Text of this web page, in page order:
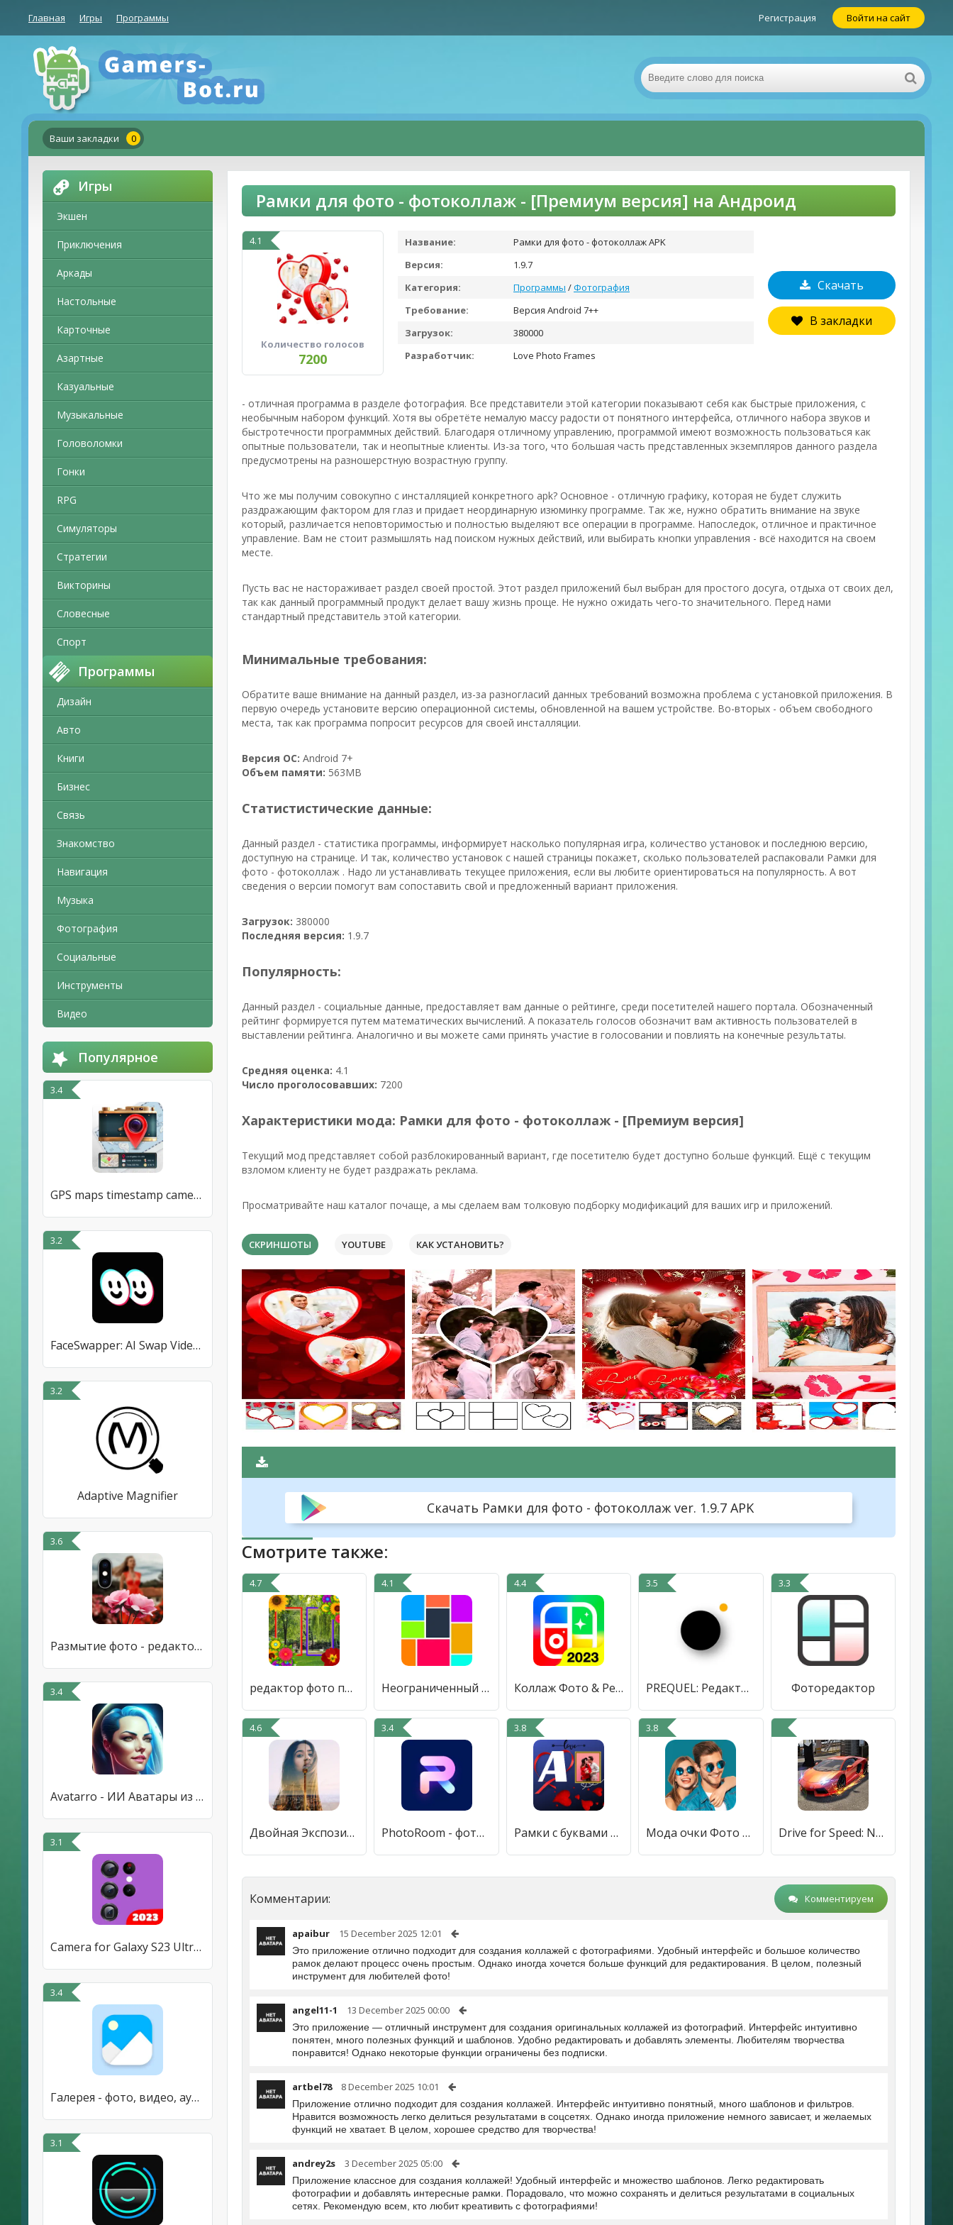
Главная Игры Программы Регистрация Войти на сайт
Ваши закладки 0
Игры
Экшен
Приключения
Аркады
Настольные
Карточные
Азартные
Казуальные
Музыкальные
Головоломки
Гонки
RPG
Симуляторы
Стратегии
Викторины
Словесные
Спорт
Программы
Дизайн
Авто
Книги
Бизнес
Связь
Знакомство
Навигация
Музыка
Фотография
Социальные
Инструменты
Видео
Популярное
3.4
GPS maps timestamp camera app
3.2
FaceSwapper: AI Swap Videos
3.2
Adaptive Magnifier
3.6
Размытие фото - редактор фона
3.4
Avatarro - ИИ Аватары из фото
3.1
Camera for Galaxy S23 Ultra 4k
3.4
Галерея - фото, видео, аудио
3.1
Рамки для фото - фотоколлаж - [Премиум версия] на Андроид
4.1
Количество голосов
7200
Скачать
В закладки
Название:
Рамки для фото - фотоколлаж APK
Версия:
1.9.7
Категория:
Программы /Фотография
Требование:
Версия Android 7++
Загрузок:
380000
Разработчик:
Love Photo Frames
- отличная программа в разделе фотография. Все представители этой категории показывают себя как быстрые приложения, с
необычным набором функций. Хотя вы обретёте немалую массу радости от понятного интерфейса, отличного набора звуков и
быстротечности программных действий. Благодаря отличному управлению, программой имеют возможность пользоваться как
опытные пользователи, так и неопытные клиенты. Из-за того, что большая часть представленных экземпляров данного раздела
предусмотрены на разношерстную возрастную группу.
Что же мы получим совокупно с инсталляцией конкретного apk? Основное - отличную графику, которая не будет служить
раздражающим фактором для глаз и придает неординарную изюминку программе. Так же, нужно обратить внимание на звуке
который, различается неповторимостью и полностью выделяют все операции в программе. Напоследок, отличное и практичное
управление. Вам не стоит размышлять над поиском нужных действий, или выбирать кнопки управления - всё находится на своем
месте.
Пусть вас не настораживает раздел своей простой. Этот раздел приложений был выбран для простого досуга, отдыха от своих дел,
так как данный программный продукт делает вашу жизнь проще. Не нужно ожидать чего-то значительного. Перед нами
стандартный представитель этой категории.
Минимальные требования:
Обратите ваше внимание на данный раздел, из-за разногласий данных требований возможна проблема с установкой приложения. В
первую очередь установите версию операционной системы, обновленной на вашем устройстве. Во-вторых - объем свободного
места, так как программа попросит ресурсов для своей инсталляции.
Версия ОС: Android 7+
Объем памяти: 563MB
Статистистические данные:
Данный раздел - статистика программы, информирует насколько популярная игра, количество установок и последнюю версию,
доступную на странице. И так, количество установок с нашей страницы покажет, сколько пользователей распаковали Рамки для
фото - фотоколлаж . Надо ли устанавливать текущее приложения, если вы любите ориентироваться на популярность. А вот
сведения о версии помогут вам сопоставить свой и предложенный вариант приложения.
Загрузок: 380000
Последняя версия: 1.9.7
Популярность:
Данный раздел - социальные данные, предоставляет вам данные о рейтинге, среди посетителей нашего портала. Обозначенный
рейтинг формируется путем математических вычислений. А показатель голосов обозначит вам активность пользователей в
выставлении рейтинга. Аналогично и вы можете сами принять участие в голосовании и повлиять на конечные результаты.
Средняя оценка: 4.1
Число проголосовавших: 7200
Характеристики мода: Рамки для фото - фотоколлаж - [Премиум версия]
Текущий мод представляет собой разблокированный вариант, где посетителю будет доступно больше функций. Ещё с текущим
взломом клиенту не будет раздражать реклама.
Просматривайте наш каталог почаще, а мы сделаем вам толковую подборку модификаций для ваших игр и приложений.
СКРИНШОТЫ YOUTUBE КАК УСТАНОВИТЬ?
Скачать Рамки для фото - фотоколлаж ver. 1.9.7 APK
Смотрите также:
4.7
редактор фото природы и рамки
4.1
Неограниченный фотоколлаж
4.4
Коллаж Фото & Редактор Фото
3.5
PREQUEL: Редактор фото и видео
3.3
Фоторедактор
4.6
Двойная Экспозиция- Фото Бленд
3.4
PhotoRoom - фото монтаж
3.8
Рамки с буквами имени
3.8
Мода очки Фото редактор Drive for Speed: New Car Driving Simulator 2020
Комментарии: Комментируем
apaibur 15 December 2025 12:01
Это приложение отлично подходит для создания коллажей с фотографиями. Удобный интерфейс и большое количество
рамок делают процесс очень простым. Однако иногда хочется больше функций для редактирования. В целом, полезный
инструмент для любителей фото!
angel11-1 13 December 2025 00:00
Это приложение — отличный инструмент для создания оригинальных коллажей из фотографий. Интерфейс интуитивно
понятен, много полезных функций и шаблонов. Удобно редактировать и добавлять элементы. Любителям творчества
понравится! Однако некоторые функции ограничены без подписки.
artbel78 8 December 2025 10:01
Приложение отлично подходит для создания коллажей. Интерфейс интуитивно понятный, много шаблонов и фильтров.
Нравится возможность легко делиться результатами в соцсетях. Однако иногда приложение немного зависает, и желаемых
функций не хватает. В целом, хорошее средство для творчества!
andrey2s 3 December 2025 05:00
Приложение классное для создания коллажей! Удобный интерфейс и множество шаблонов. Легко редактировать
фотографии и добавлять интересные рамки. Порадовало, что можно сохранять и делиться результатами в социальных
сетях. Рекомендую всем, кто любит креативить с фотографиями!